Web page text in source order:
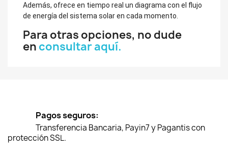
Además, ofrece en tiempo real un diagrama con el flujo
de energía del sistema solar en cada momento.
Para otras opciones, no dude
en consultar aquí.
Pagos seguros:
Transferencia Bancaria, Payin7 y Pagantis con
protección SSL.